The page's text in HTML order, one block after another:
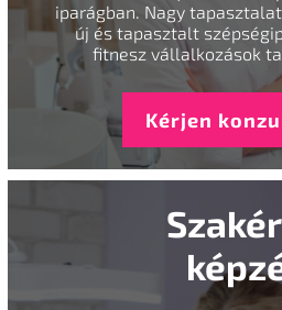
iparágban. Nagy
új és tapasztalt
fitnesz vállalkozások
Kérjen